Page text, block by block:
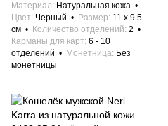
Материал
Натуральная кожа
Цвет Черный Размер 11 x 9.5
см
Количество отделений 2
Карманы для карт 6 - 10
отделений
Монетница Без
монетницы